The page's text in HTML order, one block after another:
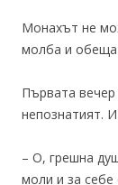
Монахът не
молба и обеща
Първата
непознатият.
– О, грешна
моли и за себе